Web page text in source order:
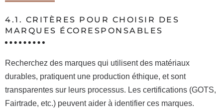
4.1. CRITÈRES POUR CHOISIR DES
MARQUES ÉCORESPONSABLES
Recherchez des marques qui utilisent des matériaux
durables, pratiquent une production éthique, et sont
transparentes sur leurs processus. Les certifications (GOTS,
Fairtrade, etc.) peuvent aider à identifier ces marques.